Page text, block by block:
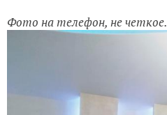
Фото на телефон, не четкое.